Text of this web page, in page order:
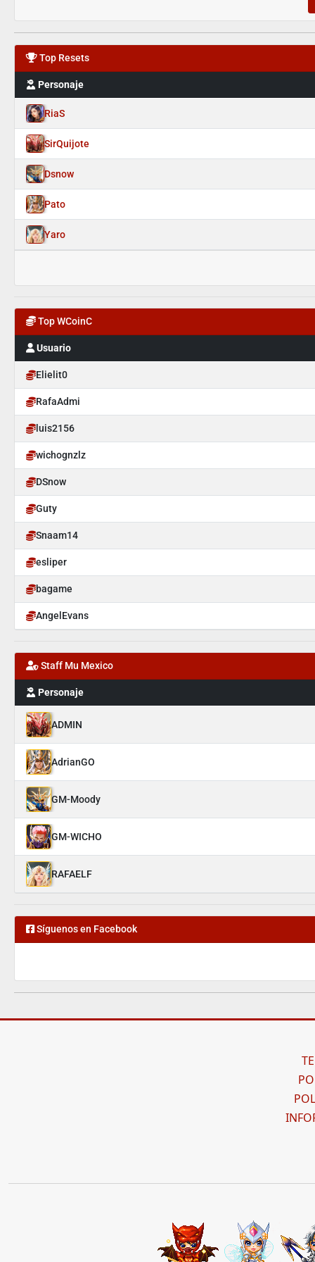
Top Resets
Personaje
RiaS
SirQuijote
Dsnow
Pato
Yaro
Top WCoinC
Usuario
Elielit0
RafaAdmi
luis2156
wichognzlz
DSnow
Guty
Snaam14
esliper
bagame
AngelEvans
Staff Mu Mexico
Personaje
ADMIN
AdrianGO
GM-Moody
GM-WICHO
RAFAELF
Síguenos en Facebook